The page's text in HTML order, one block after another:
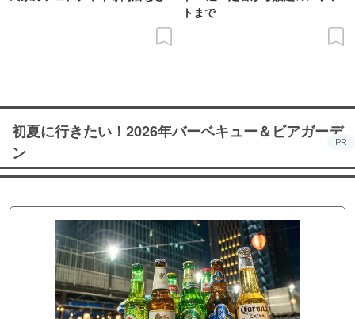
トまで
初夏に行きたい！2026年バーベキュー＆ビアガーデ
ン
PR